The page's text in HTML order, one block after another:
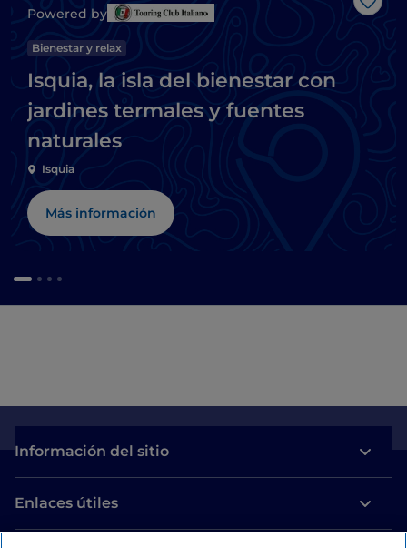
Me
Powered by
Bienestar y relax
Isquia, la isla del bienestar con
jardines termales y fuentes
naturales
Isquia
Más información
Información del sitio
Enlaces útiles